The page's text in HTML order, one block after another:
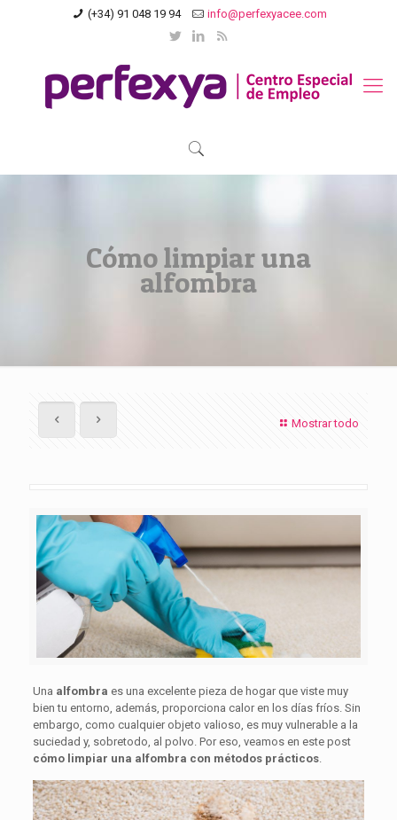
(+34) 91 048 19 94 info@perfexyacee.com
Cómo limpiar una
alfombra
Mostrar todo
Una alfombra es una excelente pieza de hogar que viste muy
bien tu entorno, además, proporciona calor en los días fríos. Sin
embargo, como cualquier objeto valioso, es muy vulnerable a la
suciedad y, sobretodo, al polvo. Por eso, veamos en este post
cómo limpiar una alfombra con métodos prácticos.